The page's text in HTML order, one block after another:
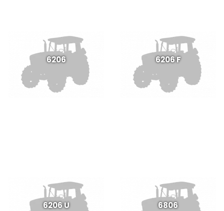
6206 6206 F
6206 U 6806